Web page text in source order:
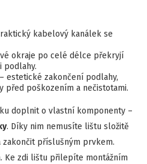
kabelový kanálek se
okraje po celé délce překryjí
podlahy.
estetické zakončení podlahy,
před poškozením a nečistotami.
doplnit o vlastní komponenty –
. Díky nim nemusíte lištu složitě
zakončit příslušným prvkem.
Ke zdi lištu přilepíte montážním